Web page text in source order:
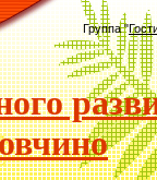
Группа"